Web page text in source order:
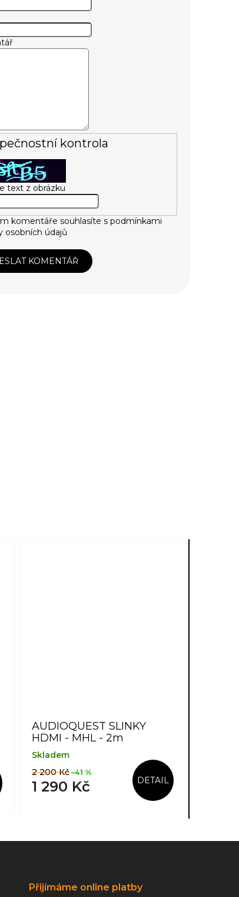
AUDIOQUEST SLINKY
HDMI - MHL - 2m
Skladem
2 200 Kč –41 %
1 290 Kč DETAIL
kontrola
text z obrázku
komentáře souhlasíte spodmínkami
osobních údajů
KOMENTÁŘ
Přijímáme online platby